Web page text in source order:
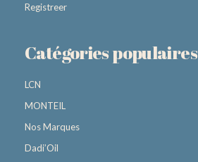
Registreer
Catégories populaires
LCN
MONTEIL
Nos Marques
Dadi’Oil